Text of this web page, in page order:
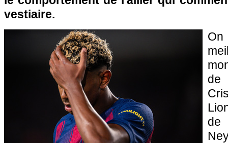
vestiaire.
de
de